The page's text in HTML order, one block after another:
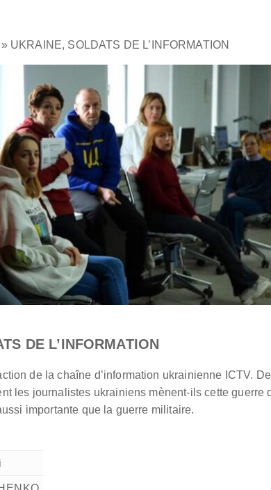
» UKRAINE, SOLDATS DE L’INFORMATION
DE L’INFORMATION
de la chaîne d’information ukrainienne ICTV.
les journalistes ukrainiens mènent-ils cette guerre
importante que la guerre militaire.